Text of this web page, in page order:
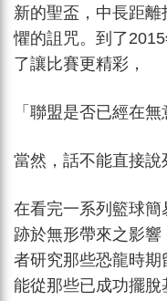
新的聖盃，中長距
懼的詛咒。到了
了讓比賽更精彩，
「聯盟是否已經在
當然，話不能直接說
在看完一系列籃球
跡於無形帶來之影
者研究那些恐龍時
能從那些已成功擺